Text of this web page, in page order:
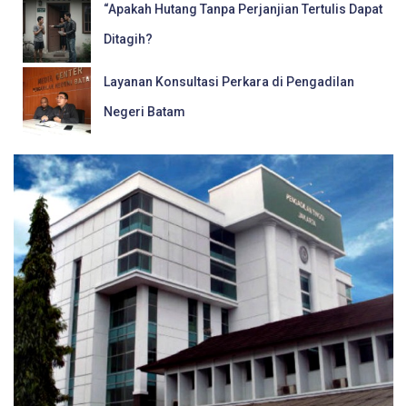
“Apakah Hutang Tanpa Perjanjian Tertulis Dapat
Ditagih?
Layanan Konsultasi Perkara di Pengadilan
Negeri Batam